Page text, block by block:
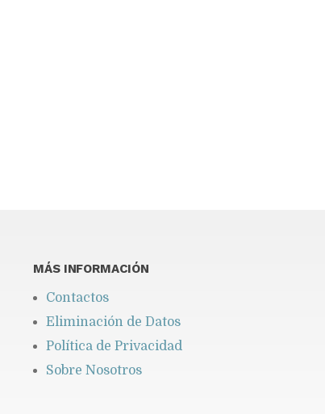
MÁS INFORMACIÓN
Contactos
Eliminación de Datos
Política de Privacidad
Sobre Nosotros